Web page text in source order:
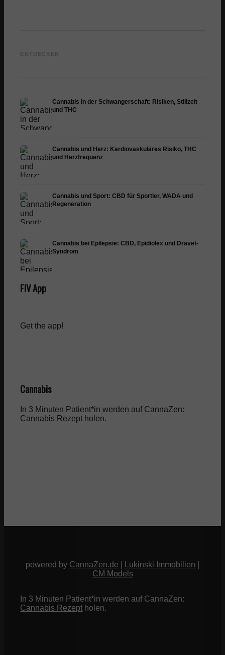
ENTDECKEN
Vollspektrum
Cannabis in der Schwangerschaft: Risiken, Stillzeit
und THC
Cannabis und Herz: Kardiovaskuläres Risiko, THC
und Herzfrequenz
Cannabis und Sport: CBD für Sportler, WADA und
Regeneration
Cannabis bei Epilepsie: CBD, Epidiolex und Dravet-
Syndrom
FIV App
Get the app!
Cannabis
In 3 Minuten Patient*in werden auf CannaZen:
Cannabis Rezept holen.
powered by CannaZen.de Lukinski Immobilien
CM Models
In 3 Minuten Patient*in werden auf CannaZen:
Cannabis Rezept holen.